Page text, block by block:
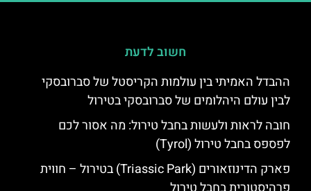
חשוב לדעת
ההבדל האמיתי בין עולמות הקריסטל של סברובסקי
לבין עולם היהלומים של סברובסקי בטירול
חובה לראות ולעשות בחבל טירול: מה אסור לכם
לפספס בחבל טירול (Tyrol)
פארק הדינוזאורים (Triassic Park) בטירול – חווית